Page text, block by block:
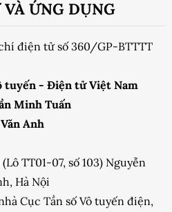
ỨNG DỤNG
điện tử số 360/GP-BTTTT
tuyến - Điện tử Việt Nam
Minh Tuấn
Anh
TT01-07, số 103) Nguyễn
Hà Nội
Cục Tần số Vô tuyến điện,